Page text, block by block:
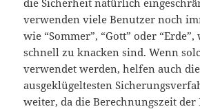
verwenden viele Benutzer noch
wie “Sommer”, “Gott” oder
schnell zu knacken sind. Wenn
verwendet werden, helfen auch die
ausgeklügeltesten
weiter, da die Berechnungszeit der